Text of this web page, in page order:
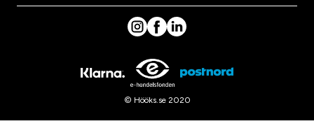
© Hööks.se 2020